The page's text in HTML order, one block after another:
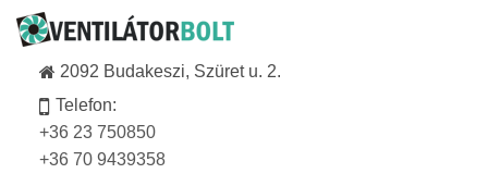
2092 Budakeszi, Szüret u. 2.
Telefon:
+36 23 750850
+36 70 9439358